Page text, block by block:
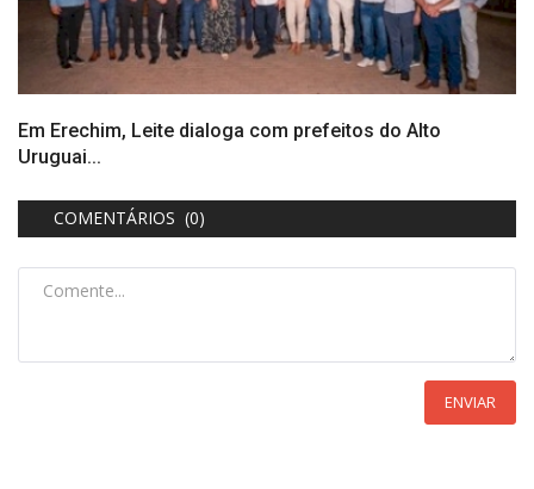
Em Erechim, Leite dialoga com prefeitos do Alto
Uruguai...
COMENTÁRIOS (0)
ENVIAR